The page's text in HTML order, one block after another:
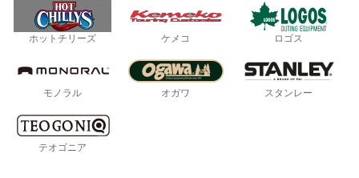
ホットチリーズ ケメコ ロゴス
モノラル オガワ スタンレー
テオゴニア